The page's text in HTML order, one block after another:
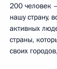
200 человек
нашу страну,
активных
страны,
своих